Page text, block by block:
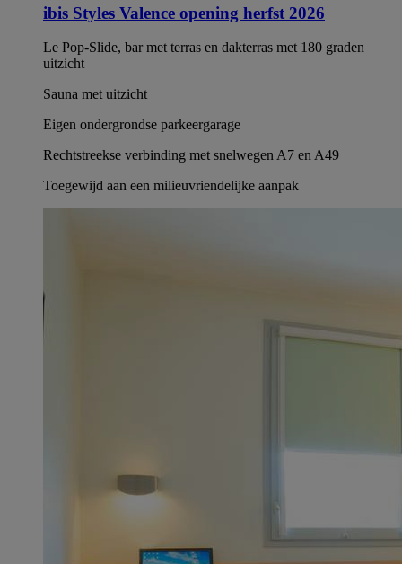
ibis Styles Valence opening herfst 2026
Le Pop-Slide, bar met terras en dakterras met 180 graden
uitzicht
Sauna met uitzicht
Eigen ondergrondse parkeergarage
Rechtstreekse verbinding met snelwegen A7 en A49
Toegewijd aan een milieuvriendelijke aanpak